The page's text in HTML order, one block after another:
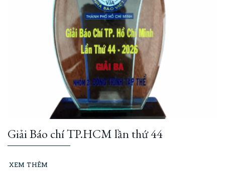
Giải Báo chí TP.HCM lần thứ 44
XEM THÊM